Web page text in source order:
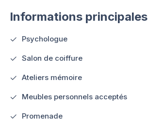
Informations principales
Psychologue
Salon de coiffure
Ateliers mémoire
Meubles personnels acceptés
Promenade